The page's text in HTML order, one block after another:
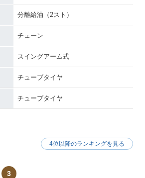
分離給油（2スト）
チェーン
スイングアーム式
チューブタイヤ
チューブタイヤ
3
4位以降のランキングを見る